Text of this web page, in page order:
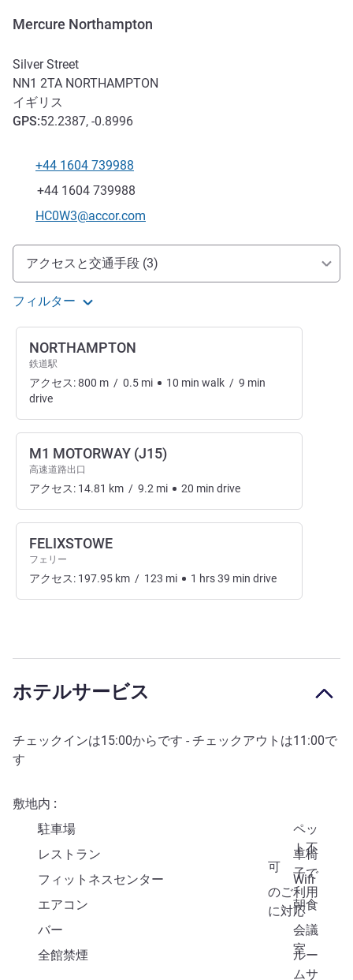
Mercure Northampton
Silver Street
NN1 2TA NORTHAMPTON
イギリス
GPS:52.2387, -0.8996
電話番号
+44 1604 739988
ファックス
+44 1604 739988
Eメール
HC0W3@accor.com
アクセスと交通機関
アクセスと交通手段 (3)
フィルター
NORTHAMPTON
鉄道駅
アクセス:800 m / 0.5 mi 10 min walk / 9 min
drive
M1 MOTORWAY (J15)
高速道路出口
アクセス: 14.81 km / 9.2 mi 20 min drive
FELIXSTOWE
フェリー
アクセス: 197.95 km / 123 mi 1 hrs39 min drive
ホテルサービス
チェックインは15:00からです - チェックアウトは11:00で
す
敷地内
駐車場
ペッ
ト不
可
レストラン
車椅
子で
のご利用
に対応
フィットネスセンター
Wifi
エアコン
朝食
バー
会議
室
全館禁煙
ルー
ムサ